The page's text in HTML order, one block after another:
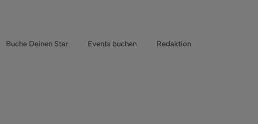
Buche Deinen Star Events buchen Redaktion